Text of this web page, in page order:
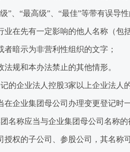
“最高级”、“最佳”等带有误导性
先有一定影响的他人名称（包括
暗示为非营利性组织的文字；
规和本办法禁止的其他情形。
企业法人控股3家以上企业法人的
企业集团母公司办理变更登记时一
称应当与企业集团母公司名称的
的子公司、参股公司，其名称可